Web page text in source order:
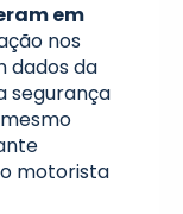
em
nos
dados da
segurança
motorista